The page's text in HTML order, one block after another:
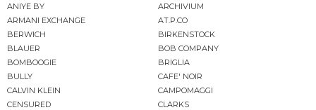
ANIYE BY
ARCHIVIUM
ARMANI EXCHANGE
AT.P.CO
BERWICH
BIRKENSTOCK
BLAUER
BOB COMPANY
BOMBOOGIE
BRIGLIA
BULLY
CAFE' NOIR
CALVIN KLEIN
CAMPOMAGGI
CENSURED
CLARKS